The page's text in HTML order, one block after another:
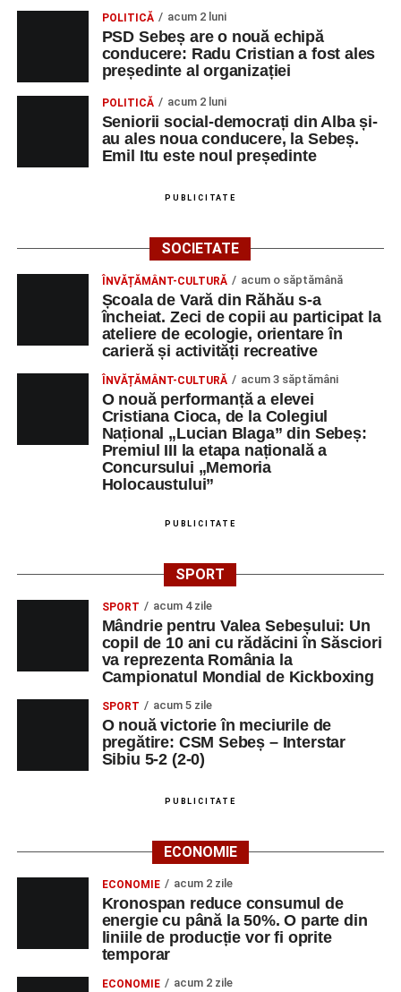
POLITICĂ acum 2 luni
PSD Sebeș are o nouă echipă
conducere: Radu Cristian a fost ales
președinte al organizației
POLITICĂ acum 2 luni
Seniorii social-democrați din Alba și-
au ales noua conducere, la Sebeș.
Emil Itu este noul președinte
PUBLICITATE
SOCIETATE
ÎNVĂȚĂMÂNT-CULTURĂ acum o săptămână
Școala de Vară din Răhău s-a
încheiat. Zeci de copii au participat la
ateliere de ecologie, orientare în
carieră și activități recreative
ÎNVĂȚĂMÂNT-CULTURĂ acum 3 săptămâni
O nouă performanță a elevei
Cristiana Cioca, de la Colegiul
Național „Lucian Blaga” din Sebeș:
Premiul III la etapa națională a
Concursului „Memoria
Holocaustului”
PUBLICITATE
SPORT
SPORT acum 4 zile
Mândrie pentru Valea Sebeșului: Un
copil de 10 ani cu rădăcini în Săsciori
va reprezenta România la
Campionatul Mondial de Kickboxing
SPORT acum 5 zile
O nouă victorie în meciurile de
pregătire: CSM Sebeș – Interstar
Sibiu 5-2 (2-0)
PUBLICITATE
ECONOMIE
ECONOMIE acum 2 zile
Kronospan reduce consumul de
energie cu până la 50%. O parte din
liniile de producție vor fi oprite
temporar
ECONOMIE acum 2 zile